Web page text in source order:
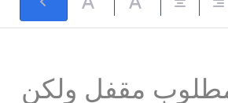
مقفل ولكن